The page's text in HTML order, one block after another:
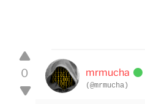
0 mrmucha
(@mrmucha)